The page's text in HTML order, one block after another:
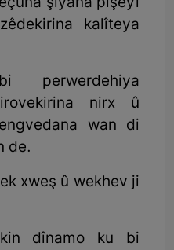
kalîteya
nirx û
wan di
de.
xweş û wekhev ji